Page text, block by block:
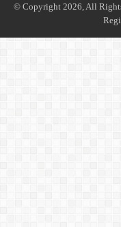
© Copyright 2026, All